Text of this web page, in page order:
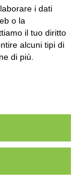
Policy
i dati
o la
il tuo diritto
alcuni tipi di
di più.